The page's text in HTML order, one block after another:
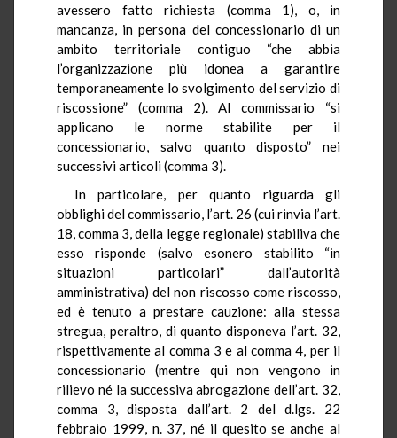
avessero fatto richiesta (comma 1), o, in
mancanza, in persona del concessionario di un
ambito territoriale contiguo “che abbia
l’organizzazione più idonea a garantire
temporaneamente lo svolgimento del servizio di
riscossione” (comma 2). Al commissario “si
applicano le norme stabilite per il
concessionario, salvo quanto disposto” nei
successivi articoli (comma 3).
In particolare, per quanto riguarda gli
obblighi del commissario, l’art. 26 (cui rinvia l’art.
18, comma 3, della legge regionale) stabiliva che
esso risponde (salvo esonero stabilito “in
situazioni particolari” dall’autorità
amministrativa) del non riscosso come riscosso,
ed è tenuto a prestare cauzione: alla stessa
stregua, peraltro, di quanto disponeva l’art. 32,
rispettivamente al comma 3 e al comma 4, per il
concessionario (mentre qui non vengono in
rilievo né la successiva abrogazione dell’art. 32,
comma 3, disposta dall’art. 2 del d.lgs. 22
febbraio 1999, n. 37, né il quesito se anche al